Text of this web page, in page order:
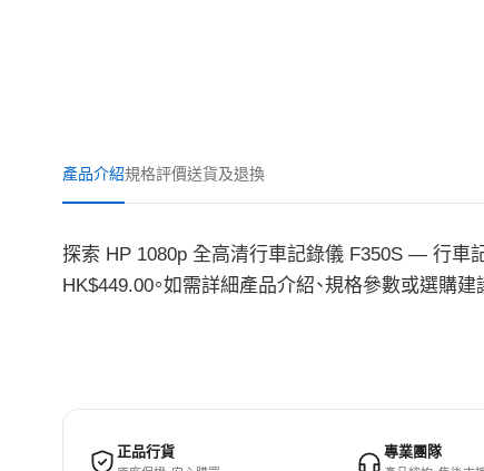
產品介紹規格評價送貨及退換
探索 HP 1080p 全高清行車記錄儀 F350S — 行車
HK$449.00。如需詳細產品介紹、規格參數或選購
正品行貨 專業團隊